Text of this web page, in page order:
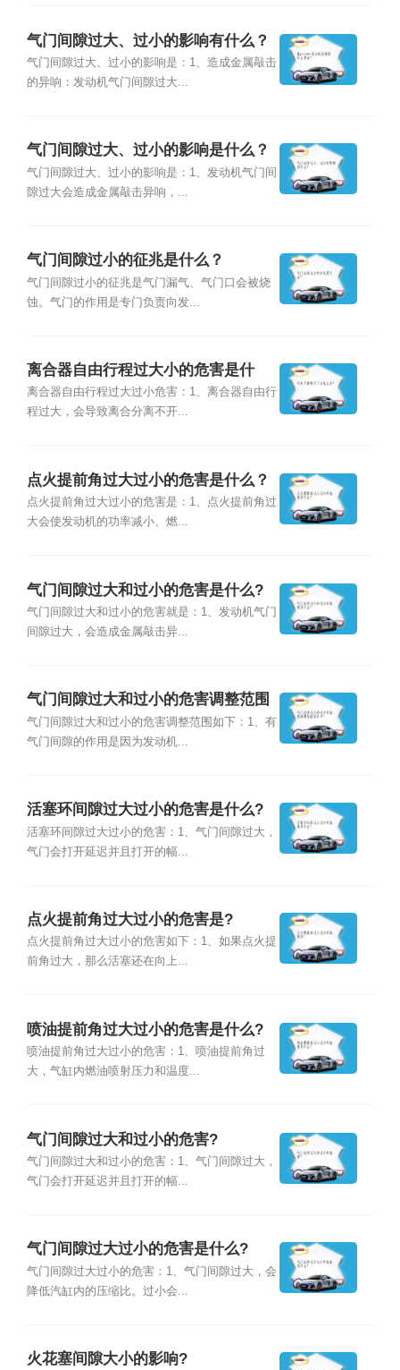
气门间隙过大、过小的影响有什么？
气门间隙过大、过小的影响是：1、造成金属敲击
的异响：发动机气门间隙过大...
气门间隙过大、过小的影响是什么？
气门间隙过大、过小的影响是：1、发动机气门间
隙过大会造成金属敲击异响，...
气门间隙过小的征兆是什么？
气门间隙过小的征兆是气门漏气、气门口会被烧
蚀。气门的作用是专门负责向发...
离合器自由行程过大小的危害是什
么？
离合器自由行程过大过小危害：1、离合器自由行
程过大，会导致离合分离不开...
点火提前角过大过小的危害是什么？
点火提前角过大过小的危害是：1、点火提前角过
大会使发动机的功率减小、燃...
气门间隙过大和过小的危害是什么?
气门间隙过大和过小的危害就是：1、发动机气门
间隙过大，会造成金属敲击异...
气门间隙过大和过小的危害调整范围
是多少?
气门间隙过大和过小的危害调整范围如下：1、有
气门间隙的作用是因为发动机...
活塞环间隙过大过小的危害是什么?
活塞环间隙过大过小的危害：1、气门间隙过大，
气门会打开延迟并且打开的幅...
点火提前角过大过小的危害是?
点火提前角过大过小的危害如下：1、如果点火提
前角过大，那么活塞还在向上...
喷油提前角过大过小的危害是什么?
喷油提前角过大过小的危害：1、喷油提前角过
大，气缸内燃油喷射压力和温度...
气门间隙过大和过小的危害?
气门间隙过大和过小的危害：1、气门间隙过大，
气门会打开延迟并且打开的幅...
气门间隙过大过小的危害是什么?
气门间隙过大过小的危害：1、气门间隙过大，会
降低汽缸内的压缩比。过小会...
火花塞间隙大小的影响?